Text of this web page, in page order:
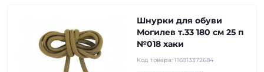
Шнурки для обуви
Могилев т.33 180 см 25 п
№018 хаки
Код товара: 116913372684